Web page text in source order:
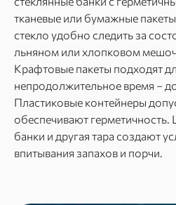
тканевые или бумажные
стекло удобно следить за
льняном или хлопковом
Крафтовые пакеты подходят
непродолжительное время –
Пластиковые контейнеры
обеспечивают
банки и другая тара создают
впитывания запахов и порчи.